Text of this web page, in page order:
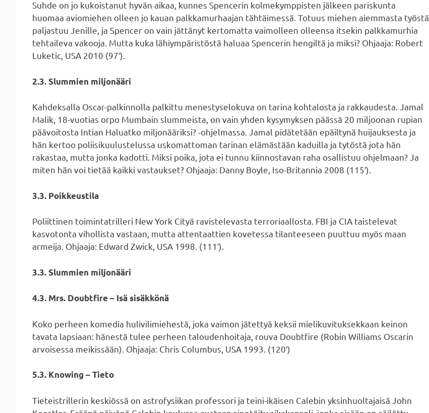
Suhde on jo kukoistanut hyvän aikaa, kunnes Spencerin kolmekymppisten jälkeen pariskunta
huomaa aviomiehen olleen jo kauan palkkamurhaajan tähtäimessä. Totuus miehen aiemmasta työstä
paljastuu Jenille, ja Spencer on vain jättänyt kertomatta vaimolleen olleensa itsekin palkkamurhia
tehtaileva vakooja. Mutta kuka lähiympäristöstä haluaa Spencerin hengiltä ja miksi? Ohjaaja: Robert
Luketic, USA 2010 (97′).
2.3. Slummien miljonääri
Kahdeksalla Oscar-palkinnolla palkittu menestyselokuva on tarina kohtalosta ja rakkaudesta. Jamal
Malik, 18-vuotias orpo Mumbain slummeista, on vain yhden kysymyksen päässä 20 miljoonan rupian
päävoitosta Intian Haluatko miljonääriksi? -ohjelmassa. Jamal pidätetään epäiltynä huijauksesta ja
hän kertoo poliisikuulustelussa uskomattoman tarinan elämästään kaduilla ja tytöstä jota hän
rakastaa, mutta jonka kadotti. Miksi poika, jota ei tunnu kiinnostavan raha osallistuu ohjelmaan? Ja
miten hän voi tietää kaikki vastaukset? Ohjaaja: Danny Boyle, Iso-Britannia 2008 (115′).
3.3. Poikkeustila
Poliittinen toimintatrilleri New York Cityä ravistelevasta terroriaallosta. FBI ja CIA taistelevat
kasvotonta vihollista vastaan, mutta attentaattien kovetessa tilanteeseen puuttuu myös maan
armeija. Ohjaaja: Edward Zwick, USA 1998. (111′).
3.3. Slummien miljonääri
4.3. Mrs. Doubtfire – Isä sisäkkönä
Koko perheen komedia hulivilimiehestä, joka vaimon jätettyä keksii mielikuvituksekkaan keinon
tavata lapsiaan: hänestä tulee perheen taloudenhoitaja, rouva Doubtfire (Robin Williams Oscarin
arvoisessa meikissään). Ohjaaja: Chris Columbus, USA 1993. (120′)
5.3. Knowing – Tieto
Tieteistrillerin keskiössä on astrofysiikan professori ja teini-ikäisen Calebin yksinhuoltajaisä John